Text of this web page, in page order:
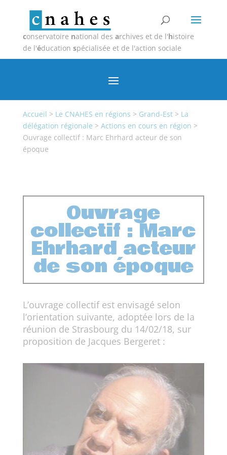
conservatoire national des archives et de l'histoire
de l'éducation spécialisée et de l'action sociale
Accueil > Le CNAHES en régions > Grand-Est> La
délégation régionale > Actions en cours en région >
Ouvrage collectif : Marc Ehrhard acteur de son
époque
Ouvrage
collectif : Marc
Ehrhard acteur
de son époque
L’ouvrage collectif est envisagé selon
l’orientation suivante, adoptée lors de la
réunion de Strasbourg du 14/02/18, sur
proposition de Jacques Bergeret :